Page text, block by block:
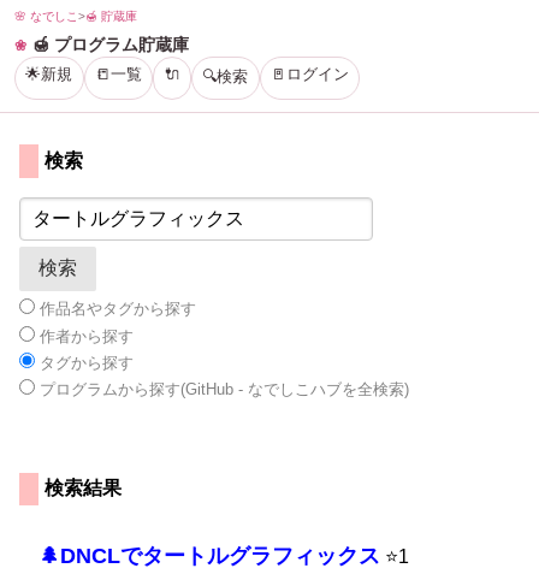
🌸 なでしこ >🍯 貯蔵庫
🍯 プログラム貯蔵庫
🌟新規 📒一覧 🔌 🔍検索 🚪ログイン
検索
作品名やタグから探す
作者から探す
タグから探す
プログラムから探す(GitHub - なでしこハブを全検索)
検索結果
🌲DNCLでタートルグラフィックス ⭐1